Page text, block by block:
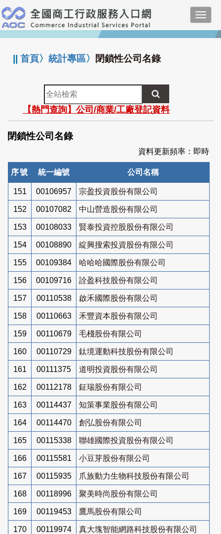
跳
到
主
要
:::
||首頁〉統計專區〉 閉鎖性公司名錄
全
站
檢
索
【熱門查詢】公司/商業/工廠登記資料
閉鎖性公司名錄
資料更新頻率：即時
序號 統一編號 公司名稱
151 00106957 宗盈投資股份有限公司
152 00107082 中山營造股份有限公司
153 00108033 賢泰投資控股股份有限公司
154 00108890 綻興搜索投資股份有限公司
155 00109384 哈哈哈國際股份有限公司
156 00109716 詮盈科技股份有限公司
157 00110538 啟禾國際股份有限公司
158 00110663 禾豐資本股份有限公司
159 00110679 毛棧股份有限公司
160 00110729 鈦境運動科技股份有限公司
161 00111375 道明投資股份有限公司
162 00112178 鉦瑞股份有限公司
163 00114437 知策事業股份有限公司
164 00114470 創弘股份有限公司
165 00115338 聯雄國際投資股份有限公司
166 00115581 小豆芽股份有限公司
167 00115935 爪族動力生物科技股份有限公司
168 00118996 聚美時尚股份有限公司
169 00119453 鷹馬股份有限公司
170 00119974 真大塊智能網路科技股份有限公司